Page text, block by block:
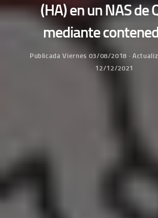
(HA) en un NAS de
mediante
PublicadaViernes 03/08/2018 ·
12/12/2021